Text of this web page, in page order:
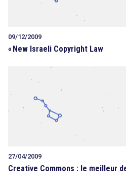
09/12/2009
«New Israeli Copyright Law
27/04/2009
Creative Commons : le meilleur